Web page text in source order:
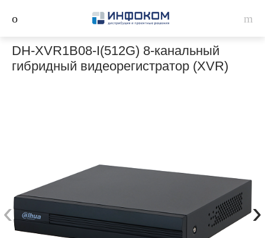
DH-XVR1B08-I(512G) 8-канальный
гибридный видеорегистратор (XVR)
‹ ›